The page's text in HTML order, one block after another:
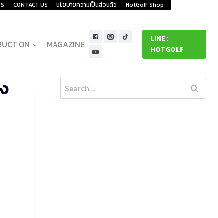
CONTACT US นโยบายความเป็นส่วนตัว HotGolf Shop
MAGAZINE
LINE :
HOTGOLF
Search
for: